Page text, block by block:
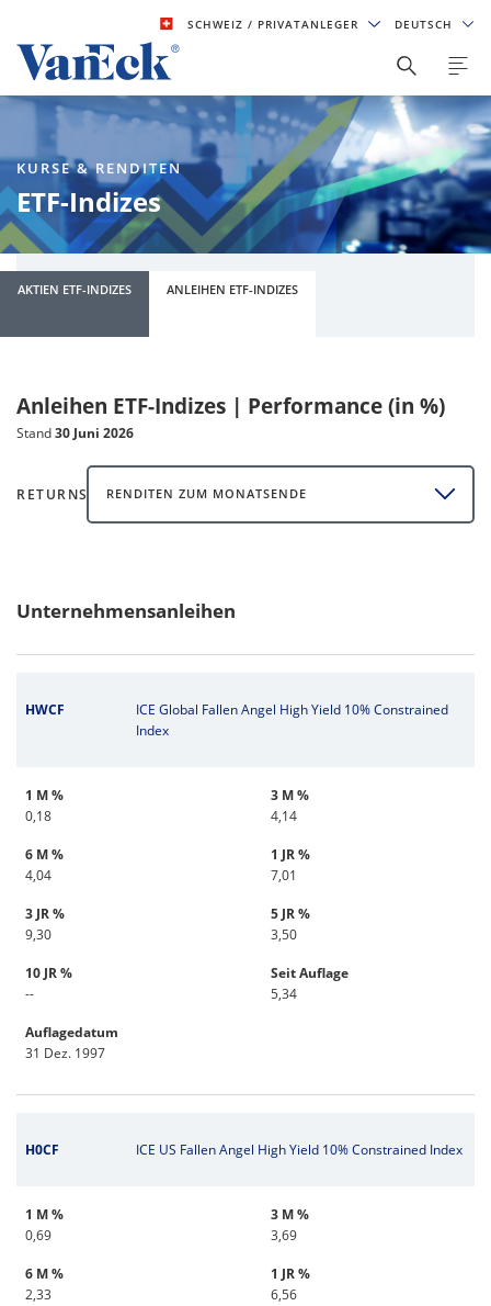
SCHWEIZ/ PRIVATANLEGER DEUTSCH
KURSE & RENDITEN
ETF-Indizes
AKTIEN ETF-INDIZES ANLEIHEN ETF-INDIZES
Anleihen ETF-Indizes | Performance (in %)
Stand30 Juni 2026
RETURNS RENDITEN ZUM MONATSENDE
Unternehmensanleihen
HWCF
ICE Global Fallen Angel High Yield 10% Constrained
Index
1 M %
0,18
3 M %
4,14
6 M %
4,04
1 JR %
7,01
3 JR %
9,30
5 JR %
3,50
10 JR %
--
Seit Auflage
5,34
Auflagedatum
31 Dez. 1997
H0CF ICE US Fallen Angel High Yield 10% Constrained Index
1 M %
0,69
3 M %
3,69
6 M %
2,33
1 JR %
6,56